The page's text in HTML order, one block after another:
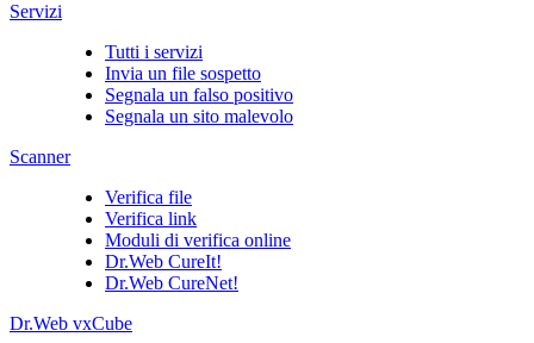
Servizi
Tutti i servizi
Invia un file sospetto
Segnala un falso positivo
Segnala un sito malevolo
Scanner
Verifica file
Verifica link
Moduli di verifica online
Dr.Web CureIt!
Dr.Web CureNet!
Dr.Web vxCube